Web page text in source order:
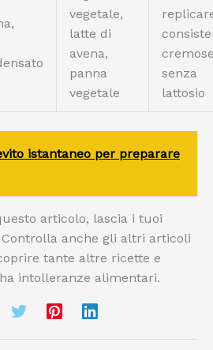
vegetale,
latte di
avena,
panna
vegetale
senza
lattosio
istantaneo per preparare
articolo, lascia i tuoi
anche gli altri articoli
tante altre ricette e
intolleranze alimentari.